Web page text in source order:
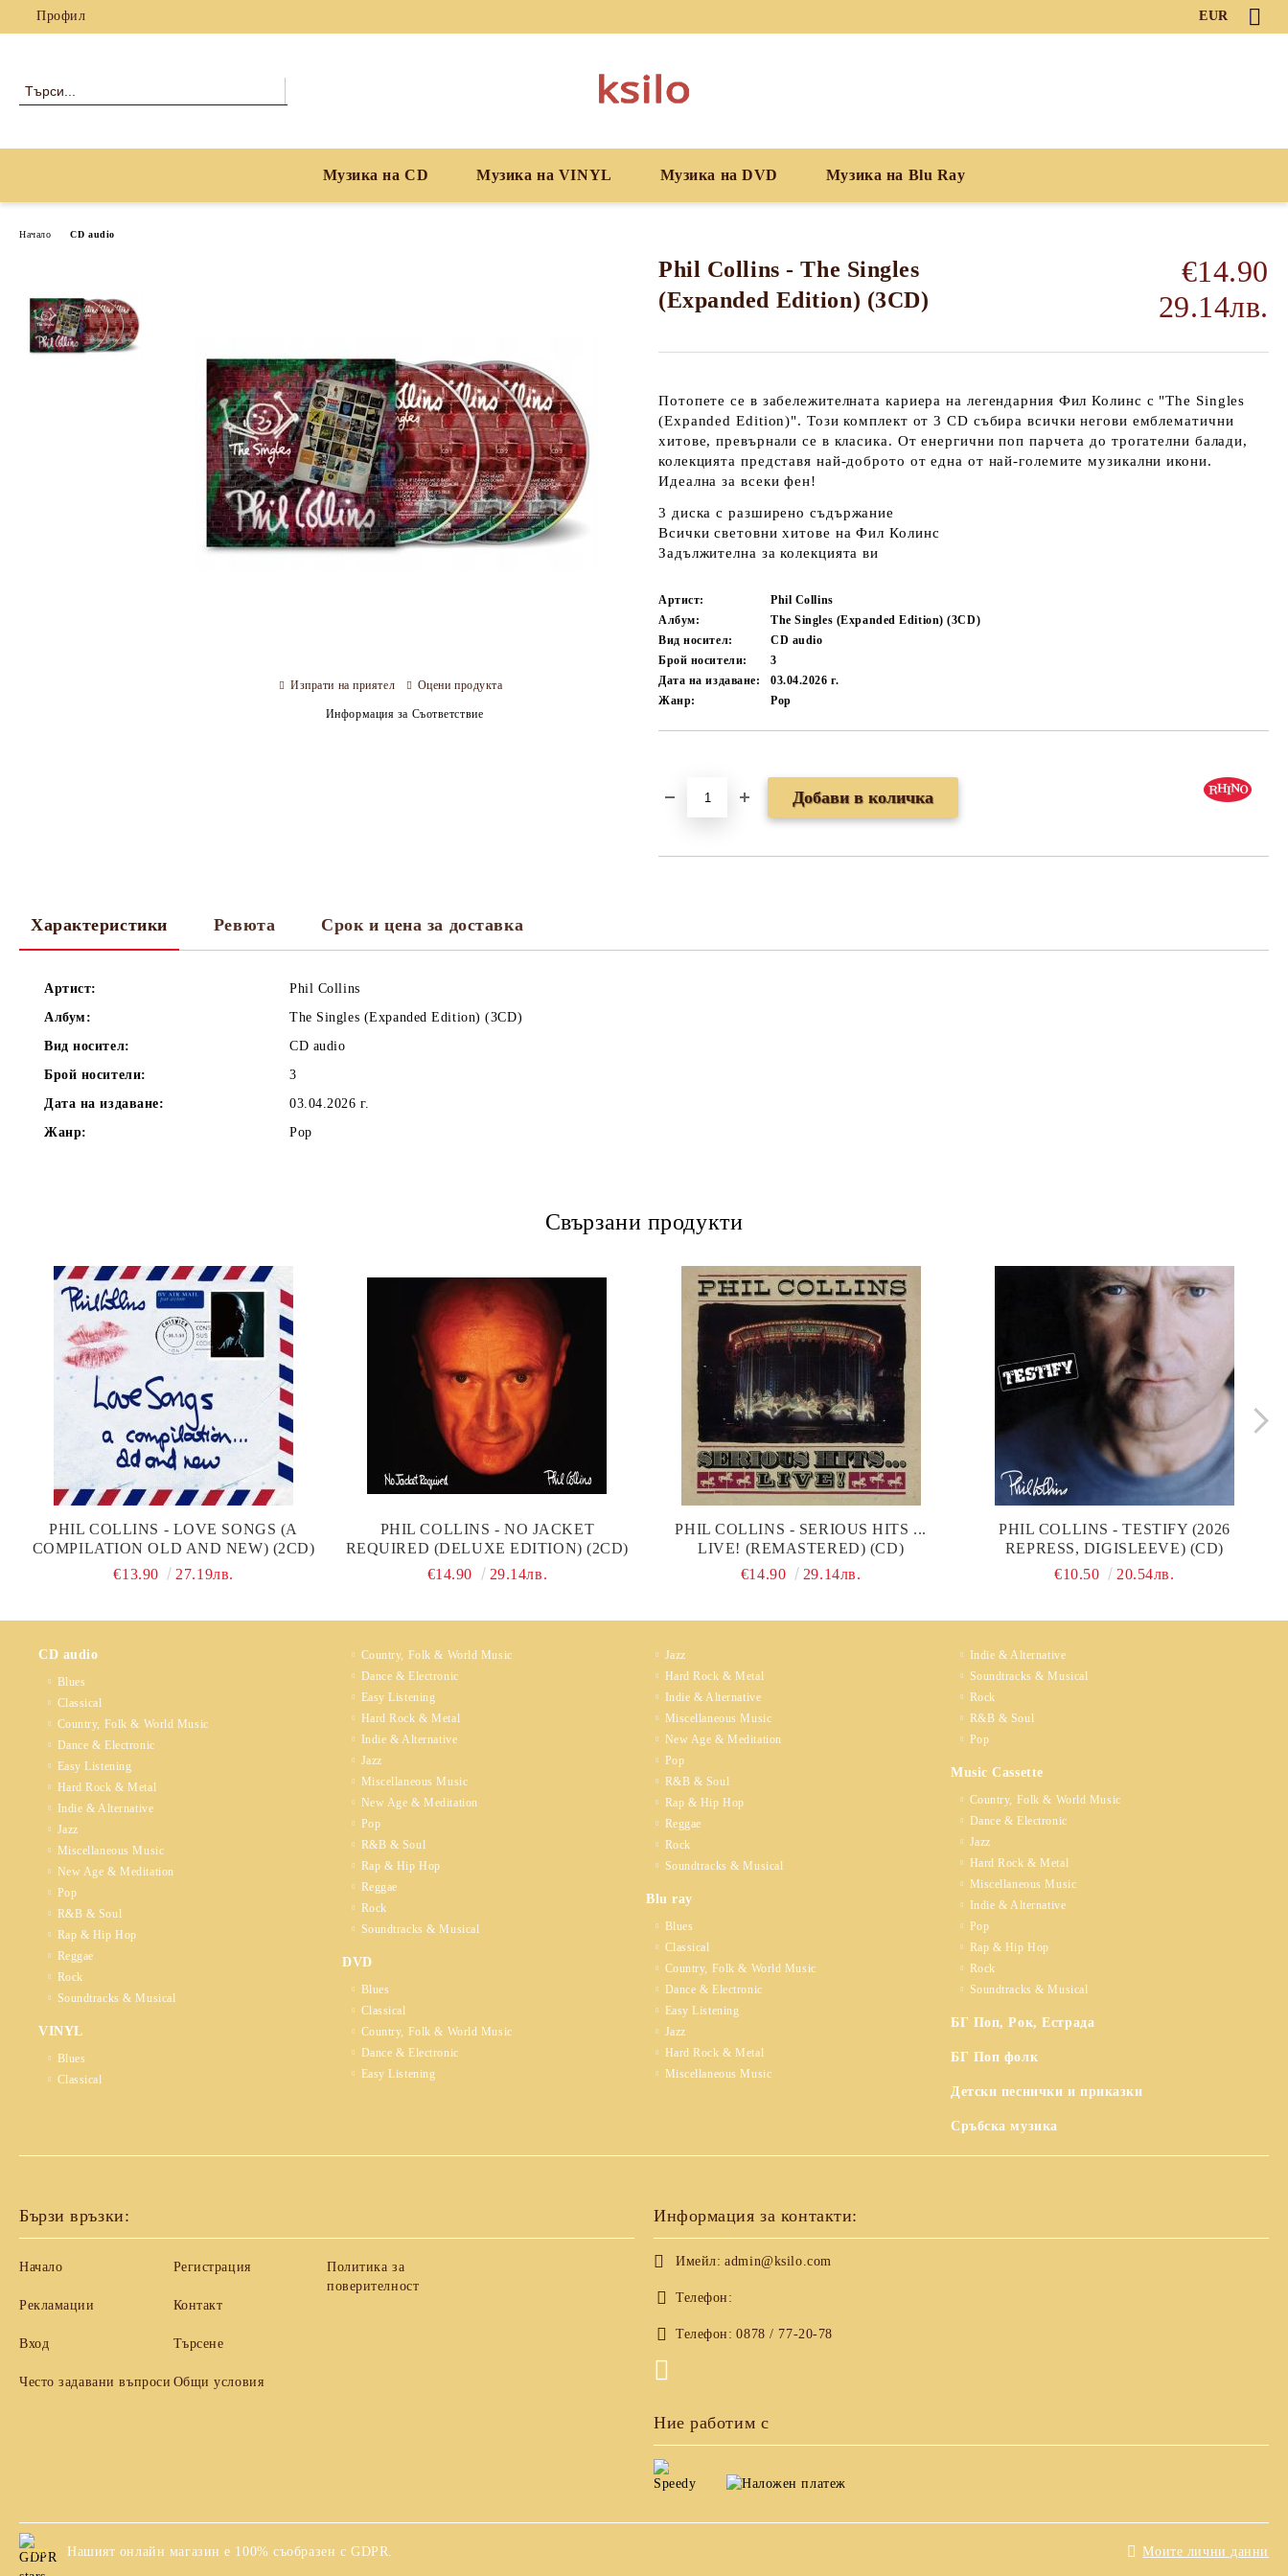
Профил EUR
Музика на CD Музика на VINYL Музика на DVD Музика на Blu Ray
Начало CD audio
Phil Collins - The Singles
(Expanded Edition) (3CD)
€14.90
29.14лв.
Потопете се в забележителната кариера на легендарния Фил Колинс с "The Singles
(Expanded Edition)". Този комплект от3 CD събира всички негови емблематични
хитове, превърнали се в класика. От енергични поп парчета до трогателни балади,
колекцията представя най-доброто от една от най-големите музикални икони.
Идеална за всеки фен!
3 диска с разширено съдържание
Всичкисветовни хитове на Фил Колинс
Задължителна за колекцията ви
Артист:
Phil Collins
Албум:
The Singles (Expanded Edition) (3CD)
Вид носител:
CD audio
Брой носители:
3
Дата на издаване:
03.04.2026 г.
Жанр:
Pop
Изпрати на приятел Оцени продукта
Информация за Съответствие
Характеристики Ревюта Срок и цена за доставка
Артист:
Phil Collins
Албум:
The Singles (Expanded Edition) (3CD)
Вид носител:
CD audio
Брой носители:
3
Дата на издаване:
03.04.2026 г.
Жанр:
Pop
Свързани продукти
PHIL COLLINS - LOVE SONGS (A
COMPILATION OLD AND NEW) (2CD)
€13.90
27.19лв.
PHIL COLLINS - NO JACKET
REQUIRED (DELUXE EDITION) (2CD)
€14.90
29.14лв.
PHIL COLLINS - SERIOUS HITS ...
LIVE! (REMASTERED) (CD)
€14.90
29.14лв.
PHIL COLLINS - TESTIFY (2026
REPRESS, DIGISLEEVE) (CD)
€10.50
20.54лв.
CD audio
Blues
Classical
Country, Folk & World Music
Dance & Electronic
Easy Listening
Hard Rock & Metal
Indie & Alternative
Jazz
Miscellaneous Music
New Age & Meditation
Pop
R&B & Soul
Rap & Hip Hop
Reggae
Rock
Soundtracks & Musical
VINYL
Blues
Classical
Country, Folk & World Music
Dance & Electronic
Easy Listening
Hard Rock & Metal
Indie & Alternative
Jazz
Miscellaneous Music
New Age & Meditation
Pop
R&B & Soul
Rap & Hip Hop
Reggae
Rock
Soundtracks & Musical
DVD
Blues
Classical
Country, Folk & World Music
Dance & Electronic
Easy Listening
Jazz
Hard Rock & Metal
Indie & Alternative
Miscellaneous Music
New Age & Meditation
Pop
R&B & Soul
Rap & Hip Hop
Reggae
Rock
Soundtracks & Musical
Blu ray
Blues
Classical
Country, Folk & World Music
Dance & Electronic
Easy Listening
Jazz
Hard Rock & Metal
Miscellaneous Music
Indie & Alternative
Soundtracks & Musical
Rock
R&B & Soul
Pop
Music Cassette
Country, Folk & World Music
Dance & Electronic
Jazz
Hard Rock & Metal
Miscellaneous Music
Indie & Alternative
Pop
Rap & Hip Hop
Rock
Soundtracks & Musical
БГ Поп, Рок, Естрада
БГ Поп фолк
Детски песнички и приказки
Сръбска музика
Бързи връзки:
Начало
Рекламации
Вход
Често задавани въпроси
Регистрация
Контакт
Търсене
Общи условия
Политика за
поверителност
Информация за контакти:
Имейл: admin@ksilo.com
Телефон:
Телефон: 0878 / 77-20-78
Ние работим с
GDPR Нашият онлайн магазин е 100% съобразен с GDPR. Моите лични данни